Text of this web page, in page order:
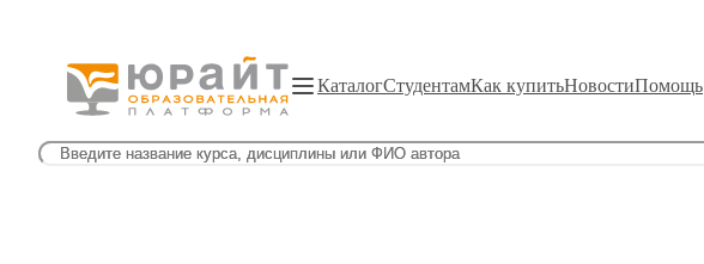
КаталогСтудентамКак купитьНовостиПомощь